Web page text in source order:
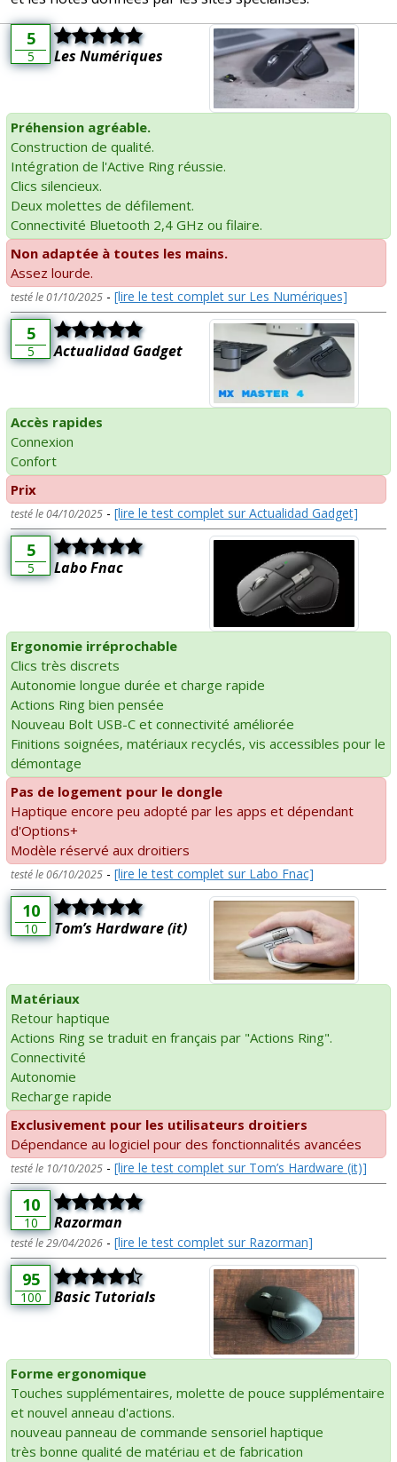
5
5 Les Numériques
Préhension agréable.
Construction de qualité.
Intégration de l'Active Ring réussie.
Clics silencieux.
Deux molettes de défilement.
Connectivité Bluetooth 2,4 GHz ou filaire.
Non adaptée à toutes les mains.
Assez lourde.
testé le 01/10/2025 - [lire le test complet sur Les Numériques]
5
5 Actualidad Gadget
Accès rapides
Connexion
Confort
Prix
testé le 04/10/2025 - [lire le test complet sur Actualidad Gadget]
5
5 Labo Fnac
Ergonomie irréprochable
Clics très discrets
Autonomie longue durée et charge rapide
Actions Ring bien pensée
Nouveau Bolt USB-C et connectivité améliorée
Finitions soignées, matériaux recyclés, vis accessibles pour le
démontage
Pas de logement pour le dongle
Haptique encore peu adopté par les apps et dépendant
d'Options+
Modèle réservé aux droitiers
testé le 06/10/2025 - [lire le test complet sur Labo Fnac]
10
10 Tom’s Hardware (it)
Matériaux
Retour haptique
Actions Ring se traduit en français par "Actions Ring".
Connectivité
Autonomie
Recharge rapide
Exclusivement pour les utilisateurs droitiers
Dépendance au logiciel pour des fonctionnalités avancées
testé le 10/10/2025 - [lire le test complet sur Tom’s Hardware (it)]
10
10 Razorman
testé le 29/04/2026 - [lire le test complet sur Razorman]
95
100 Basic Tutorials
Forme ergonomique
Touches supplémentaires, molette de pouce supplémentaire
et nouvel anneau d'actions.
nouveau panneau de commande sensoriel haptique
très bonne qualité de matériau et de fabrication